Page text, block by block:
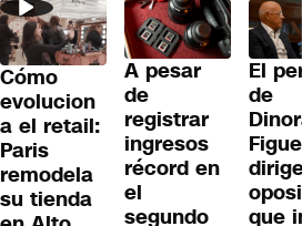
Cómo
evolucion
a el retail:
Paris
remodela
su tienda
A pesar
de
registrar
ingresos
récord en
el
segundo
El
de
que